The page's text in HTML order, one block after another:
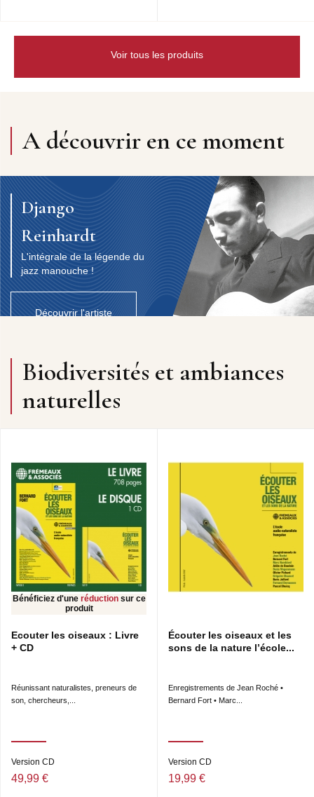
Voir tous les produits
A découvrir en ce moment
Django
Reinhardt
L'intégrale de la légende du
jazz manouche !
Découvrir l'artiste
Biodiversités et ambiances
naturelles
Bénéficiez d'une réduction sur ce
produit
Ecouter les oiseaux : Livre
+ CD
Réunissant naturalistes, preneurs de
son, chercheurs,...
Version CD
49,99 €
Écouter les oiseaux et les
sons de la nature l’école...
Enregistrements de Jean Roché •
Bernard Fort • Marc...
Version CD
19,99 €